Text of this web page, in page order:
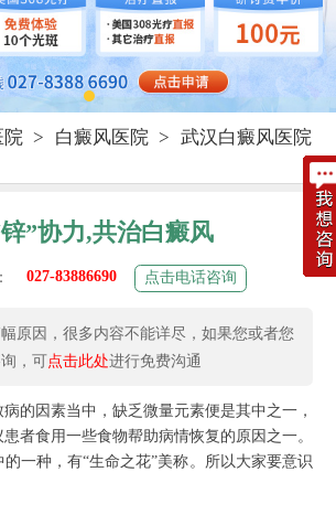
院 > 白癜风医院 > 武汉白癜风医院
”协力,共治白癜风
027-83886690 点击电话咨询
原因，很多内容不能详尽，如果您或者您
，可点击此处进行免费沟通
因素当中，缺乏微量元素便是其中之一，
者食用一些食物帮助病情恢复的原因之一。
一种，有“生命之花”美称。所以大家要意识